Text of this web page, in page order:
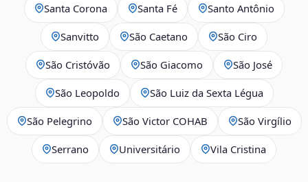
Santa Corona Santa Fé Santo Antônio
Sanvitto São Caetano São Ciro
São Cristóvão São Giacomo São José
São Leopoldo São Luiz da Sexta Légua
São Pelegrino São Victor COHAB São Virgílio
Serrano Universitário Vila Cristina